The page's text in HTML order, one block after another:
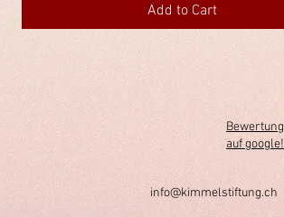
Add to Cart
Bewertung
auf google!
info@kimmelstiftung.ch